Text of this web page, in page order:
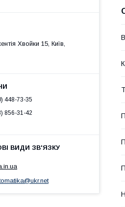
Хвойки 15, Київ,
448-73-35
856-31-42